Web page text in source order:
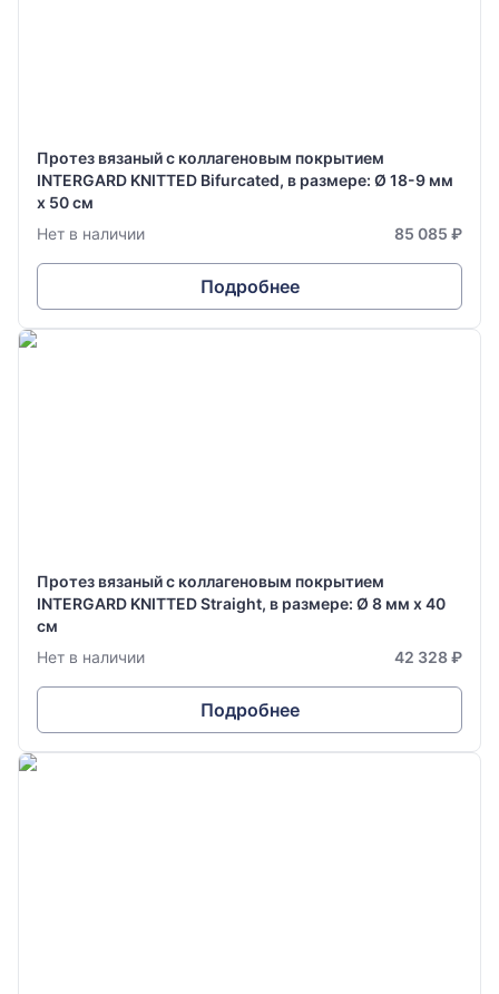
Протез вязаный с коллагеновым покрытием
INTERGARD KNITTED Bifurcated, в размере: Ø 18-9 мм
х 50 см
Нет в наличии
85 085 ₽
Подробнее
Протез вязаный с коллагеновым покрытием
INTERGARD KNITTED Straight, в размере: Ø 8 мм х 40
см
Нет в наличии
42 328 ₽
Подробнее